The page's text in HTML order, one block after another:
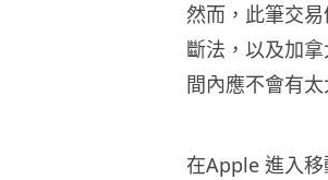
然而，此筆交
斷法，以及加
間內應不會有
在Apple 進入